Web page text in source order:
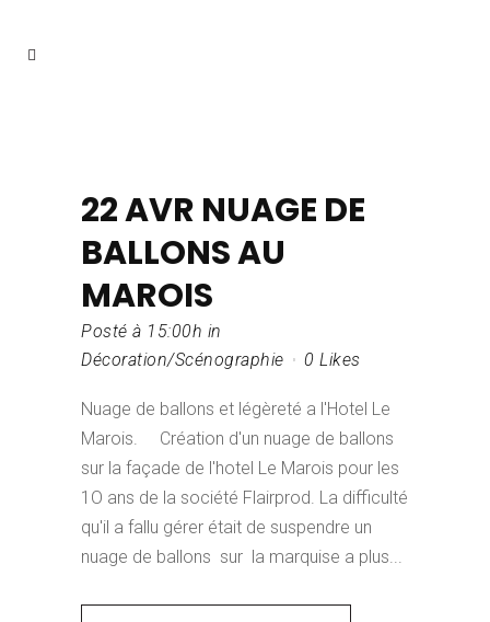
22 AVR NUAGE DE
BALLONS AU
MAROIS
Posté à 15:00h in
Décoration/Scénographie
0 Likes
Nuage de ballons et légèreté a l'Hotel Le
Marois. Création d'un nuage de ballons
sur la façade de l'hotel Le Marois pour les
1O ans de la société Flairprod. La difficulté
qu'il a fallu gérer était de suspendre un
nuage de ballons sur la marquise a plus...